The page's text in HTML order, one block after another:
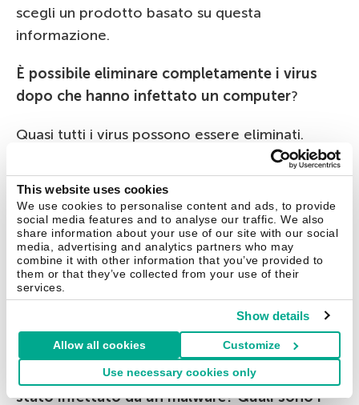
This website uses cookies
We use cookies to personalise content and ads, to provide
social media features and to analyse our traffic. We also
share information about your use of our site with our social
media, advertising and analytics partners who may
combine it with other information that you’ve provided to
them or that they’ve collected from your use of their
services.
Show details
Allow all cookies Customize
Use necessary cookies only
scegli un prodotto basato su questa
informazione.
È possibile eliminare completamente i virus
dopo che hanno infettato un computer?
Quasi tutti i virus possono essere eliminati.
Tuttavia qualche volta è difficile riparare i danni.
Per esempio se un file è stato infettato da un
virus, nella maggior parte dei casi può essere
recuperato, ma non sempre ritorna al suo stato
originale. Qualche programma
trojan/ransomware cripta i file degli utenti con
un algoritmo molto forte. In questo modo non
è possibile decriptare i file senza le chiavi
originali.
Como posso accorgermi se il mio computer è
stato infettato da un malware? Quali sono i